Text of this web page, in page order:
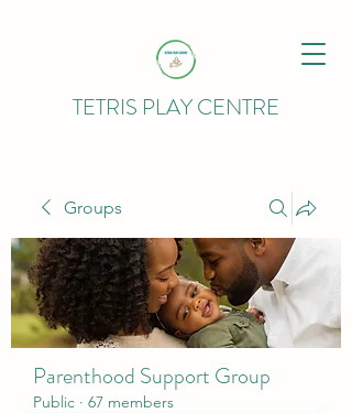
TETRIS PLAY CENTRE
Groups
Parenthood Support Group
Public · 67 members